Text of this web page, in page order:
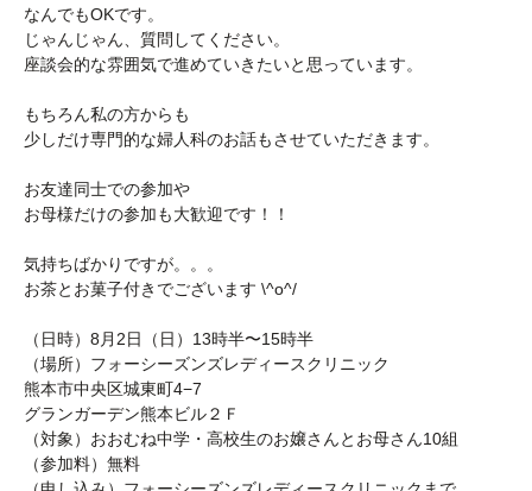
なんでもOKです。
じゃんじゃん、質問してください。
座談会的な雰囲気で進めていきたいと思っています。
もちろん私の方からも
少しだけ専門的な婦人科のお話もさせていただきます。
お友達同士での参加や
お母様だけの参加も大歓迎です！！
気持ちばかりですが。。。
お茶とお菓子付きでございます \^o^/
（日時）8月2日（日）13時半〜15時半
（場所）フォーシーズンズレディースクリニック
熊本市中央区城東町4−7
グランガーデン熊本ビル２Ｆ
（対象）おおむね中学・高校生のお嬢さんとお母さん10組
（参加料）無料